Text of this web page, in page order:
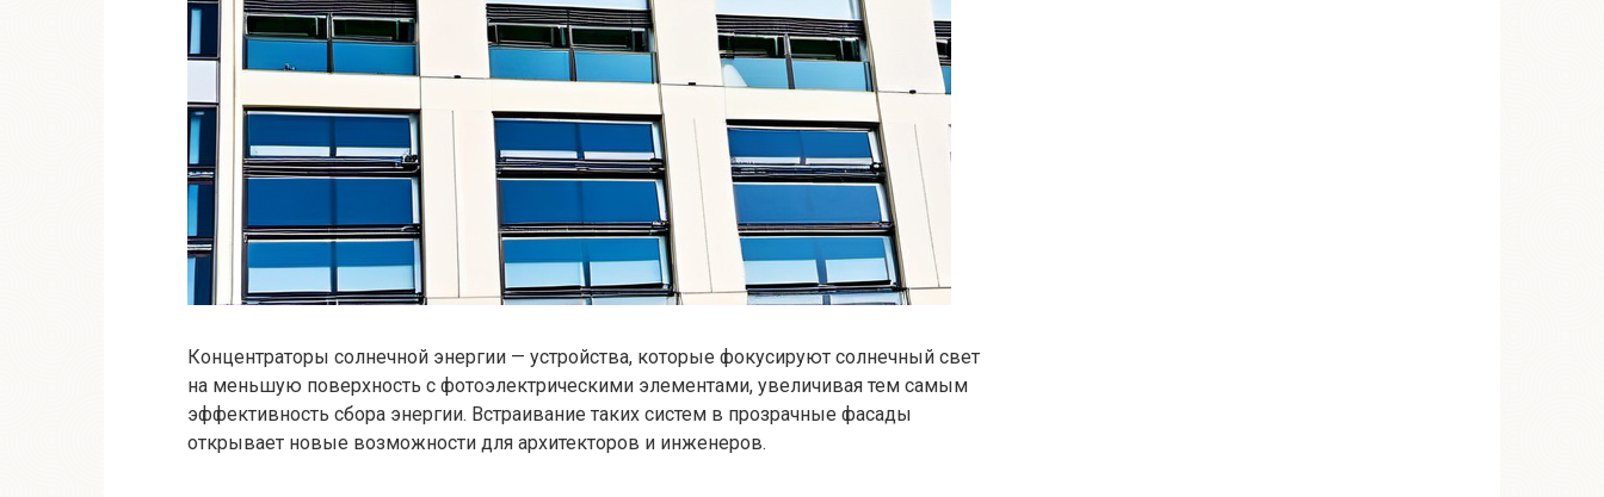
Концентраторы солнечной энергии — устройства, которые фокусируют солнечный свет
на меньшую поверхность с фотоэлектрическими элементами, увеличивая тем самым
эффективность сбора энергии. Встраивание таких систем в прозрачные фасады
открывает новые возможности для архитекторов и инженеров.